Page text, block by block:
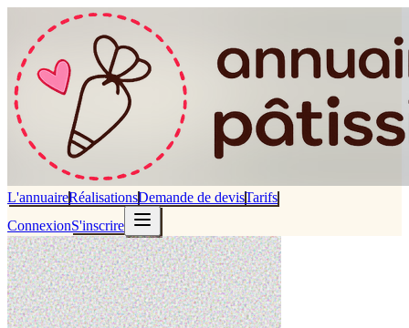
L'annuaireRéalisationsDemande de devisTarifs
ConnexionS'inscrire